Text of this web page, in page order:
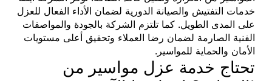
خدمات التفتيش والصيانة الدورية لضمان الأداء الفعال للعزل
على المدى الطويل. كما تلتزم الشركة بالجودة والمواصفات
الفنية الصارمة لضمان رضا العملاء وتحقيق أعلى مستويات
الأمان والحماية للمواسير.
تحتاج خدمة عزل مواسير من